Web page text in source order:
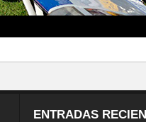
ENTRADAS